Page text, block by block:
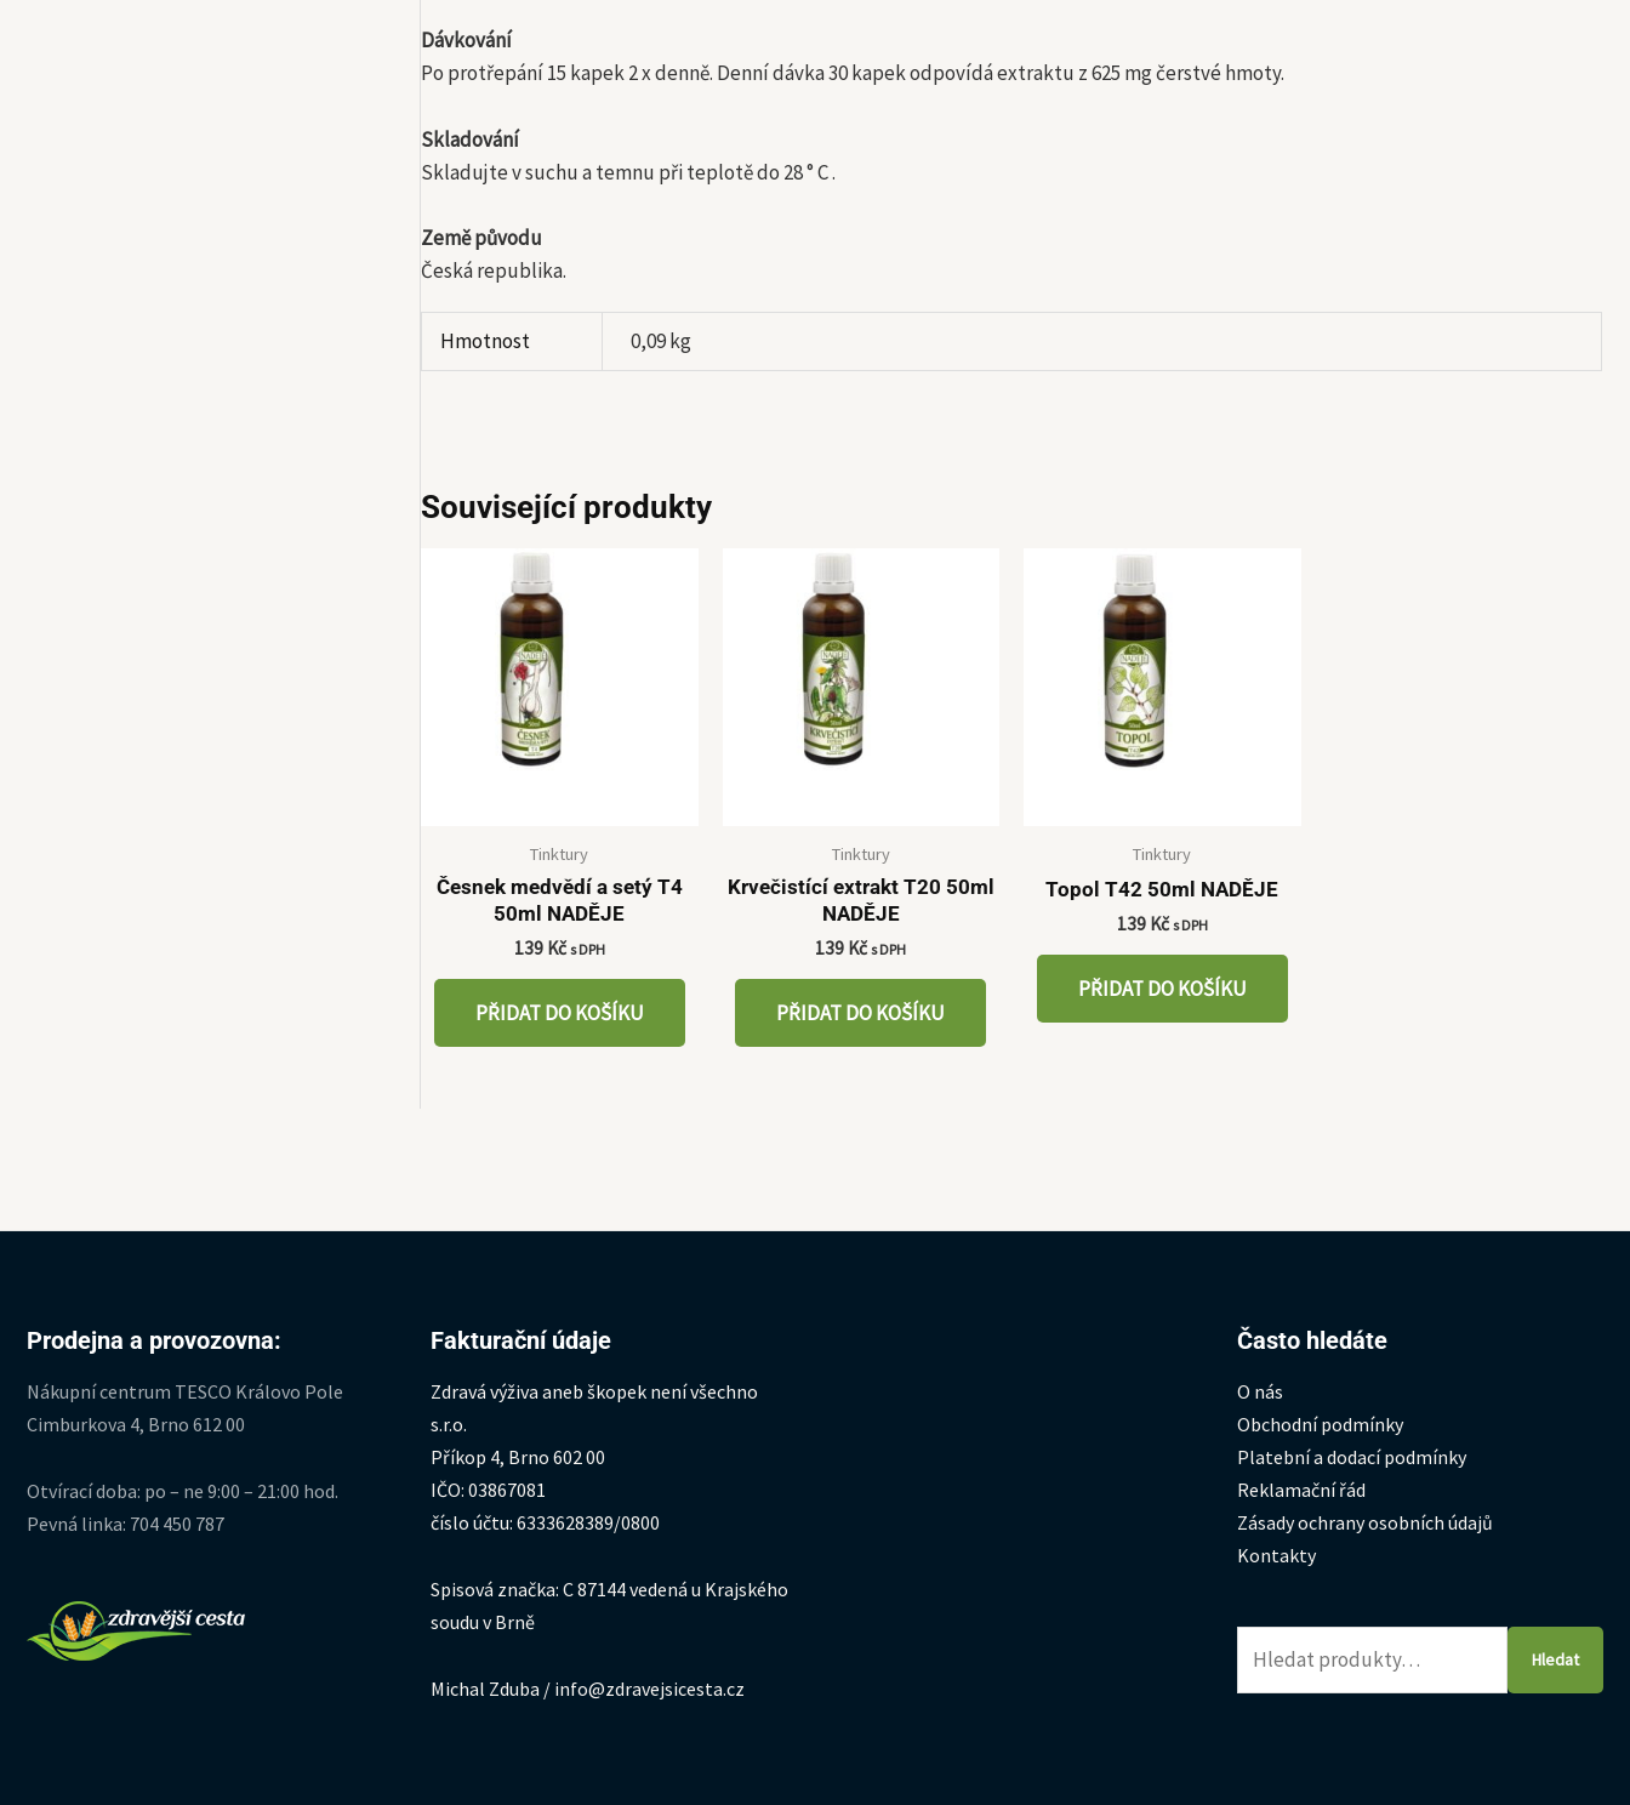
Dávkování
Po protřepání 15 kapek 2 x denně. Denní dávka 30 kapek odpovídá extraktu z 625 mg čerstvé hmoty.
Skladování
Skladujte v suchu a temnu při teplotě do 28 ° C .
Země původu
Česká republika.
Hmotnost 0,09 kg
Související produkty
Tinktury
Česnek medvědí a setý T4
50ml NADĚJE
139 Kč s DPH
PŘIDAT DO KOŠÍKU
Tinktury
Krvečistící extrakt T20 50ml
NADĚJE
139 Kč s DPH
PŘIDAT DO KOŠÍKU
Tinktury
Topol T42 50ml NADĚJE
139 Kč s DPH
PŘIDAT DO KOŠÍKU
Prodejna a provozovna:
Nákupní centrum TESCO Královo Pole
Cimburkova 4, Brno 612 00
Otvírací doba: po – ne 9:00 – 21:00 hod.
Pevná linka: 704 450 787
Fakturační údaje
Zdravá výživa aneb škopek není všechno
s.r.o.
Příkop 4, Brno 602 00
IČO: 03867081
číslo účtu: 6333628389/0800
Spisová značka: C 87144 vedená u Krajského
soudu v Brně
Michal Zduba / info@zdravejsicesta.cz
Často hledáte
O nás
Obchodní podmínky
Platební a dodací podmínky
Reklamační řád
Zásady ochrany osobních údajů
Kontakty
Hledat:
Hledat